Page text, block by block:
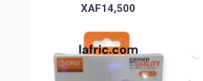
sans fil et qualité sonore
XAF14,500